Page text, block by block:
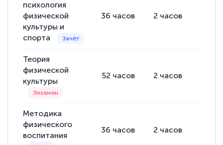
психология
физической
культуры и
спорта
36 часов 2 часов
Теория
физической
культуры
52 часов 2 часов
Методика
физического
воспитания
36 часов 2 часов